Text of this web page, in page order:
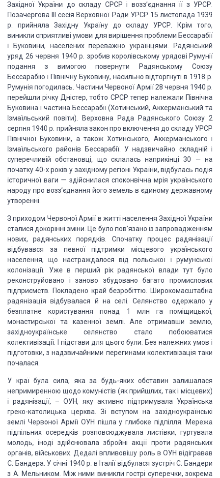
Західної України до складу СРСР і возз’єднання її з УРСР.
Позачергова ІІІ сесія Верховної Ради УРСР 15 листопада 1939
р. прийняла Західну Україну до складу УРСР. Крім того,
виникли сприятливі умови для вирішення проблеми Бессарабії
і Буковини, населенихпереважно українцями. Радянський
уряд 26 червня 1940 р. зробив королівському урядові Румунії
подання з вимогою повернути Радянському Союзу
Бессарабію і Північну Буковину, насильно відторгнуті в 1918 р.
Румунія погодилась. Частини Червоної Армії 28 червня 1940 р.
перейшли річку Дністер, тобто СРСР тепер належали Північна
Буковина і частина Бессарабії (Хотинський, Аккерманський та
Ізмаїльський повіти). Верховна Рада Радянського Союзу 2
серпня 1940 р. прийняла закон про включення до складу УРСР
Північної Буковини, а також Хотинського, Аккерманського і
Ізмаїльського районів Бессарабії. У надзвичайно складній і
суперечливій обстановці, що склалась наприкінці 30 — на
початку 40-хроків у західному регіоні України, відбулась подія
історичної ваги — здійснилася споконвічна мрія українського
народу про возз’єднання його земель в єдиному державному
утворенні.
З приходом Червоної Армії в житті населення Західної України
сталися докорінні зміни. Це було пов’язано із запровадженням
нових, радянських порядків. Спочаткупроцес радянізації
відбувався за певної підтримки місцевого українського
населення, що настраждалося від польської і румунської
колонізації. Уже в перший рік радянської влади тут було
реконструйовано і заново збудовано багато промислових
підприємств.
Покладено край безробіттю. Широкомасштабна
радянізація відбувалася й на селі. Селянство одержало у
безплатне користування понад 1 млн га поміщицької,
монастирської та казенноїземлі. Але отримавши землю,
західноукраїнське селянство стало побоюватися
колективізації.
І підстави для цього були. Без належних умов і
підготовки, з надзвичайними перегинами колективізація таки
почалася.
У краї була сила, яка за будь-яких обставин залишалася
непримиренною щодо комуністів (як прийшлих, так і місцевих)
і радянізації, – ОУН, яку активно підтримувала Українська
греко-католицька церква. Зі вступом на західноукраїнські
землі Червоної Армії ОУН пішла у глибоке підпілля. Мережа
підпільних осередків розповсюджувала листівки, гуртувала
молодь, іноді здійснювала збройні акції проти радянських
органів, військових. Дедалі впливовішу роль в ОУН відігравав
С. Бандера. У січні 1940 р. в Італії відбулася зустріч С. Бандери
з А. Мельником. Між ними виникли гострі суперечки, зокрема